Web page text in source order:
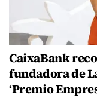
CaixaBank
fundadora de
‘Premio